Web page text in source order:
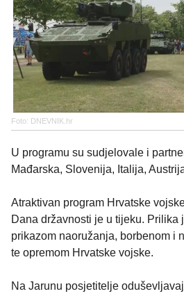
Foto: DNEVNIK.hr
U programu su sudjelovale i
Mađarska, Slovenija, Italija,
Atraktivan program Hrvatske
Dana državnosti je u tijeku. Prilika
prikazom naoružanja, borbenom i
te opremom Hrvatske vojske.
Na Jarunu posjetitelje